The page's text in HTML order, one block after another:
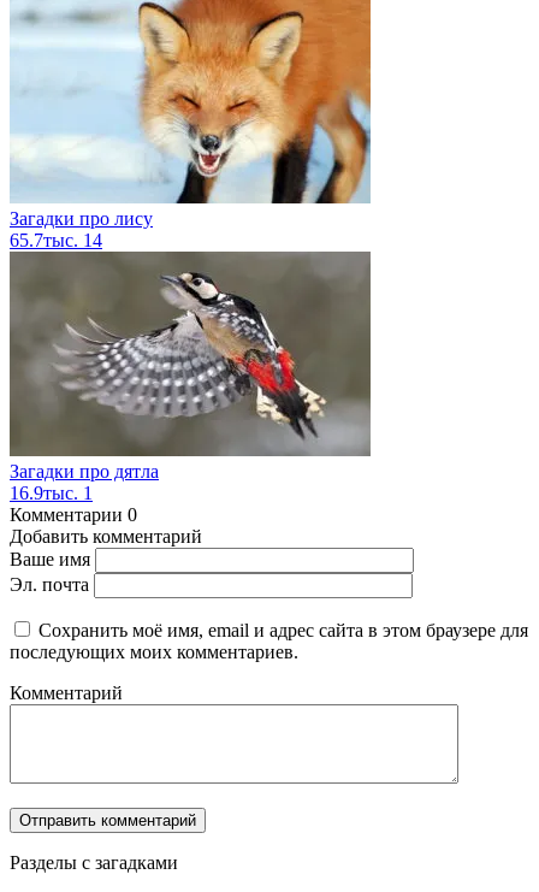
Загадки про лису
65.7тыс. 14
Загадки про дятла
16.9тыс. 1
Комментарии 0
Добавить комментарий
Ваше имя
Эл. почта
Сохранить моё имя, email и адрес сайта в этом браузере для
последующих моих комментариев.
Комментарий
Разделы с загадками